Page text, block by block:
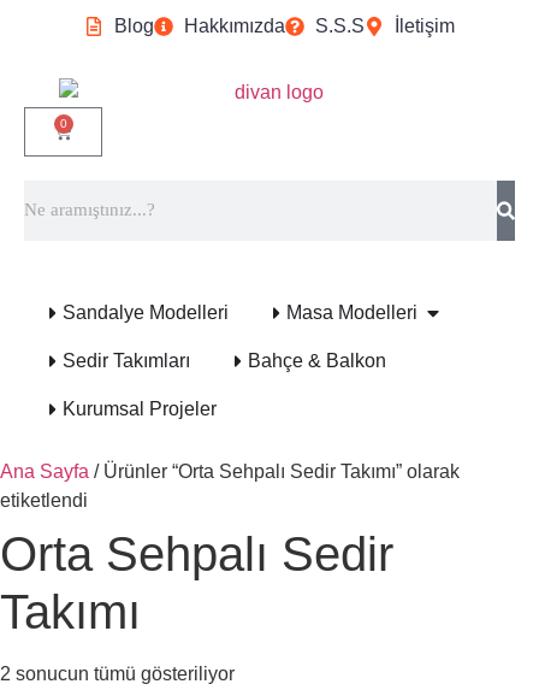
Blog Hakkımızda S.S.S İletişim
0
Sandalye Modelleri Masa Modelleri
Sedir Takımları Bahçe & Balkon
Kurumsal Projeler
Ana Sayfa / Ürünler “Orta Sehpalı Sedir Takımı” olarak
etiketlendi
Orta Sehpalı Sedir
Takımı
2 sonucun tümü gösteriliyor